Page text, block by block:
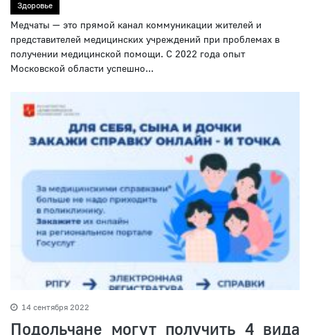
Здоровье
Медчаты — это прямой канал коммуникации жителей и
представителей медицинских учреждений при проблемах в
получении медицинской помощи. С 2022 года опыт
Московской области успешно...
14 сентября 2022
Подольчане могут получить 4 вида